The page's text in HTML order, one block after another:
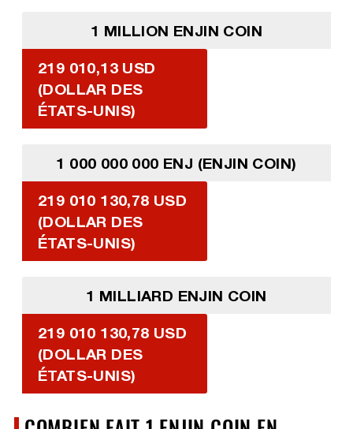
1 MILLION ENJIN COIN
219 010,13 USD
(DOLLAR DES
ÉTATS-UNIS)
1 000 000 000 ENJ (ENJIN COIN)
219 010 130,78 USD
(DOLLAR DES
ÉTATS-UNIS)
1 MILLIARD ENJIN COIN
219 010 130,78 USD
(DOLLAR DES
ÉTATS-UNIS)